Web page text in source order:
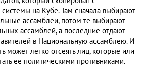
на Кубе. Там сначала выбирают
ассамблеи, потом те выбирают
ассамблей, а последние отдают
в Национальную ассамблею. И
может легко отсеять лиц, которые или
ее политическими противниками.